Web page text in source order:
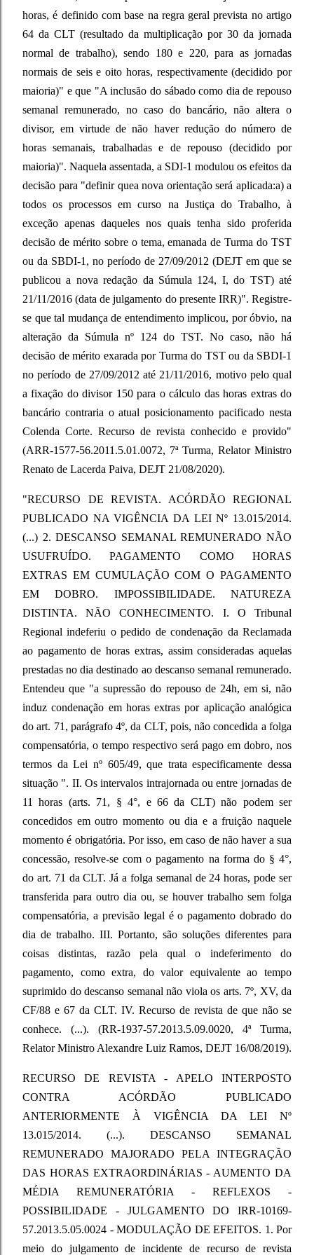
horas, é definido com base na regra geral prevista no artigo
64 da CLT (resultado da multiplicação por 30 da jornada
normal de trabalho), sendo 180 e 220, para as jornadas
normais de seis e oito horas, respectivamente (decidido por
maioria)" e que "A inclusão do sábado como dia de repouso
semanal remunerado, no caso do bancário, não altera o
divisor, em virtude de não haver redução do número de
horas semanais, trabalhadas e de repouso (decidido por
maioria)". Naquela assentada, a SDI-1 modulou os efeitos da
decisão para "definir quea nova orientação será aplicada:a) a
todos os processos em curso na Justiça do Trabalho, à
exceção apenas daqueles nos quais tenha sido proferida
decisão de mérito sobre o tema, emanada de Turma do TST
ou da SBDI-1, no período de 27/09/2012 (DEJT em que se
publicou a nova redação da Súmula 124, I, do TST) até
21/11/2016 (data de julgamento do presente IRR)". Registre-
se que tal mudança de entendimento implicou, por óbvio, na
alteração da Súmula nº 124 do TST. No caso, não há
decisão de mérito exarada por Turma do TST ou da SBDI-1
no período de 27/09/2012 até 21/11/2016, motivo pelo qual
a fixação do divisor 150 para o cálculo das horas extras do
bancário contraria o atual posicionamento pacificado nesta
Colenda Corte. Recurso de revista conhecido e provido"
(ARR-1577-56.2011.5.01.0072, 7ª Turma, Relator Ministro
Renato de Lacerda Paiva, DEJT 21/08/2020).
"RECURSO DE REVISTA. ACÓRDÃO REGIONAL
PUBLICADO NA VIGÊNCIA DA LEI Nº 13.015/2014.
(...) 2. DESCANSO SEMANAL REMUNERADO NÃO
USUFRUÍDO. PAGAMENTO COMO HORAS
EXTRAS EM CUMULAÇÃO COM O PAGAMENTO
EM DOBRO. IMPOSSIBILIDADE. NATUREZA
DISTINTA. NÃO CONHECIMENTO. I. O Tribunal
Regional indeferiu o pedido de condenação da Reclamada
ao pagamento de horas extras, assim consideradas aquelas
prestadas no dia destinado ao descanso semanal remunerado.
Entendeu que "a supressão do repouso de 24h, em si, não
induz condenação em horas extras por aplicação analógica
do art. 71, parágrafo 4º, da CLT, pois, não concedida a folga
compensatória, o tempo respectivo será pago em dobro, nos
termos da Lei nº 605/49, que trata especificamente dessa
situação ". II. Os intervalos intrajornada ou entre jornadas de
11 horas (arts. 71, § 4°, e 66 da CLT) não podem ser
concedidos em outro momento ou dia e a fruição naquele
momento é obrigatória. Por isso, em caso de não haver a sua
concessão, resolve-se com o pagamento na forma do § 4°,
do art. 71 da CLT. Já a folga semanal de 24 horas, pode ser
transferida para outro dia ou, se houver trabalho sem folga
compensatória, a previsão legal é o pagamento dobrado do
dia de trabalho. III. Portanto, são soluções diferentes para
coisas distintas, razão pela qual o indeferimento do
pagamento, como extra, do valor equivalente ao tempo
suprimido do descanso semanal não viola os arts. 7º, XV, da
CF/88 e 67 da CLT. IV. Recurso de revista de que não se
conhece. (...). (RR-1937-57.2013.5.09.0020, 4ª Turma,
Relator Ministro Alexandre Luiz Ramos, DEJT 16/08/2019).
RECURSO DE REVISTA - APELO INTERPOSTO
CONTRA ACÓRDÃO PUBLICADO
ANTERIORMENTE À VIGÊNCIA DA LEI Nº
13.015/2014. (...). DESCANSO SEMANAL
REMUNERADO MAJORADO PELA INTEGRAÇÃO
DAS HORAS EXTRAORDINÁRIAS - AUMENTO DA
MÉDIA REMUNERATÓRIA - REFLEXOS -
POSSIBILIDADE - JULGAMENTO DO IRR-10169-
57.2013.5.05.0024 - MODULAÇÃO DE EFEITOS. 1. Por
meio do julgamento de incidente de recurso de revista